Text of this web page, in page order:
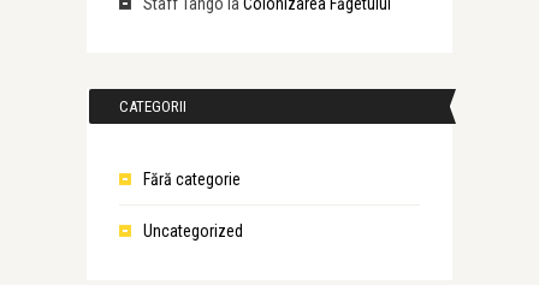
CATEGORII
Fără categorie
Uncategorized